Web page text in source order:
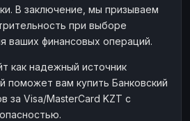
В заключение, мы призываем
при выборе
ваших финансовых операций.
как надежный источник
поможет вам купить Банковский
за Visa/MasterCard KZT с